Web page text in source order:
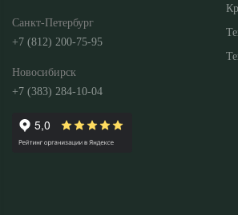
Санкт-Петербург
+7 (812) 200-75-95
Новосибирск
+7 (383) 284-10-04